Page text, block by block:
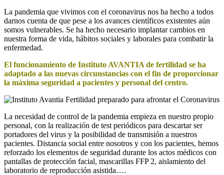
La pandemia que vivimos con el coronavirus nos ha hecho a todos
darnos cuenta de que pese a los avances científicos existentes aún
somos vulnerables. Se ha hecho necesario implantar cambios en
nuestra forma de vida, hábitos sociales y laborales para combatir la
enfermedad.
El funcionamiento de Instituto AVANTIA de fertilidad se ha
adaptado a las nuevas circunstancias con el fin de proporcionar
la máxima seguridad a pacientes y personal del centro.
La necesidad de control de la pandemia empieza en nuestro propio
personal, con la realización de test periódicos para descartar ser
portadores del virus y la posibilidad de transmisión a nuestros
pacientes. Distancia social entre nosotros y con los pacientes, hemos
reforzado los elementos de seguridad durante los actos médicos con
pantallas de protección facial, mascarillas FFP 2, aislamiento del
laboratorio de reproducción asistida….